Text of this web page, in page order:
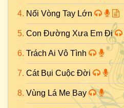
Nối Vòng Tay Lớn
Con Đường Xưa Em Đi
Trách Ai Vô Tình
Cát Bụi Cuộc Đời
Vùng Lá Me Bay